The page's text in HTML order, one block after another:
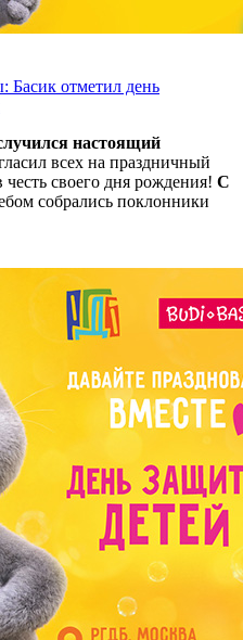
отметил день
настоящий
всех на праздничный
своего дня рождения! С
собрались поклонники